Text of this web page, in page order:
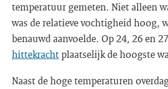
temperatuur gemeten. Niet alleen
was de relatieve vochtigheid hoog,
benauwd aanvoelde. Op 24, 26 en
hittekrachtplaatselijk de hoogste
Naast de hoge temperaturen